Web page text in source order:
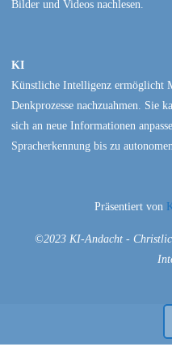
Bilder und Videos nachlesen.
KI
Künstliche Intelligenz ermöglicht
Denkprozesse nachzuahmen. Sie
sich an neue Informationen
Spracherkennung bis zu
Präsentiert von
©2023 KI-Andacht -